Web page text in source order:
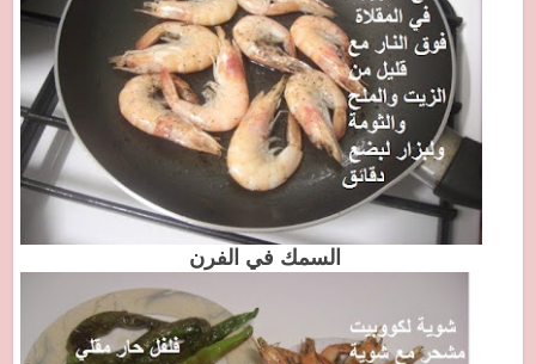
السمك في الفرن